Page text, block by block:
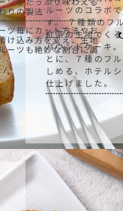
りの製法
ツ毎にカット方法やお
け込み方を変え、生地
ーツも絶妙な割合に調
ルーツのコラボ
す。 ７種類のフ
紅茶の生地でく
パウンドケーキ
とに、７種のフ
しめる、ホテル
仕上げました。